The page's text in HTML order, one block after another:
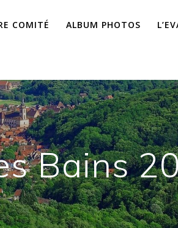
COMITÉ ALBUM PHOTOS
Bains